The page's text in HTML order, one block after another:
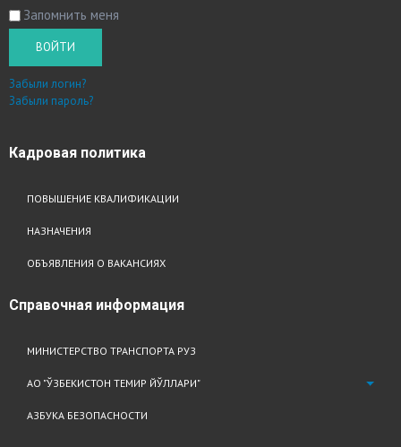
Запомнить меня
ВОЙТИ
Забыли логин?
Забыли пароль?
Кадровая политика
ПОВЫШЕНИЕ КВАЛИФИКАЦИИ
НАЗНАЧЕНИЯ
ОБЪЯВЛЕНИЯ О ВАКАНСИЯХ
Справочная информация
МИНИСТЕРСТВО ТРАНСПОРТА РУЗ
АО "ЎЗБЕКИСТОН ТЕМИР ЙЎЛЛАРИ"
АЗБУКА БЕЗОПАСНОСТИ